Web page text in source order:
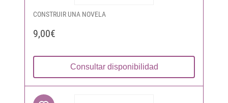
CONSTRUIR UNA NOVELA
9,00€
Consultar disponibilidad